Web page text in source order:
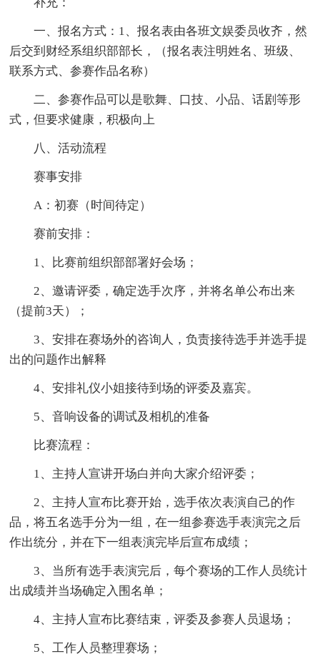
补充：
一、报名方式：1、报名表由各班文娱委员收齐，然
后交到财经系组织部部长，（报名表注明姓名、班级、
联系方式、参赛作品名称）
二、参赛作品可以是歌舞、口技、小品、话剧等形
式，但要求健康，积极向上
八、活动流程
赛事安排
A：初赛（时间待定）
赛前安排：
1、比赛前组织部部署好会场；
2、邀请评委，确定选手次序，并将名单公布出来
（提前3天）；
3、安排在赛场外的咨询人，负责接待选手并选手提
出的问题作出解释
4、安排礼仪小姐接待到场的评委及嘉宾。
5、音响设备的调试及相机的准备
比赛流程：
1、主持人宣讲开场白并向大家介绍评委；
2、主持人宣布比赛开始，选手依次表演自己的作
品，将五名选手分为一组，在一组参赛选手表演完之后
作出统分，并在下一组表演完毕后宣布成绩；
3、当所有选手表演完后，每个赛场的工作人员统计
出成绩并当场确定入围名单；
4、主持人宣布比赛结束，评委及参赛人员退场；
5、工作人员整理赛场；